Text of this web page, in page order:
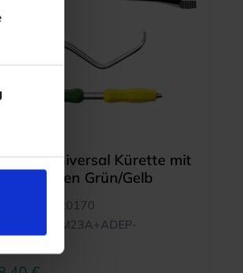
Universal Kürette mit
Griffen Grün/Gelb
6720170
M23A+ADEP-